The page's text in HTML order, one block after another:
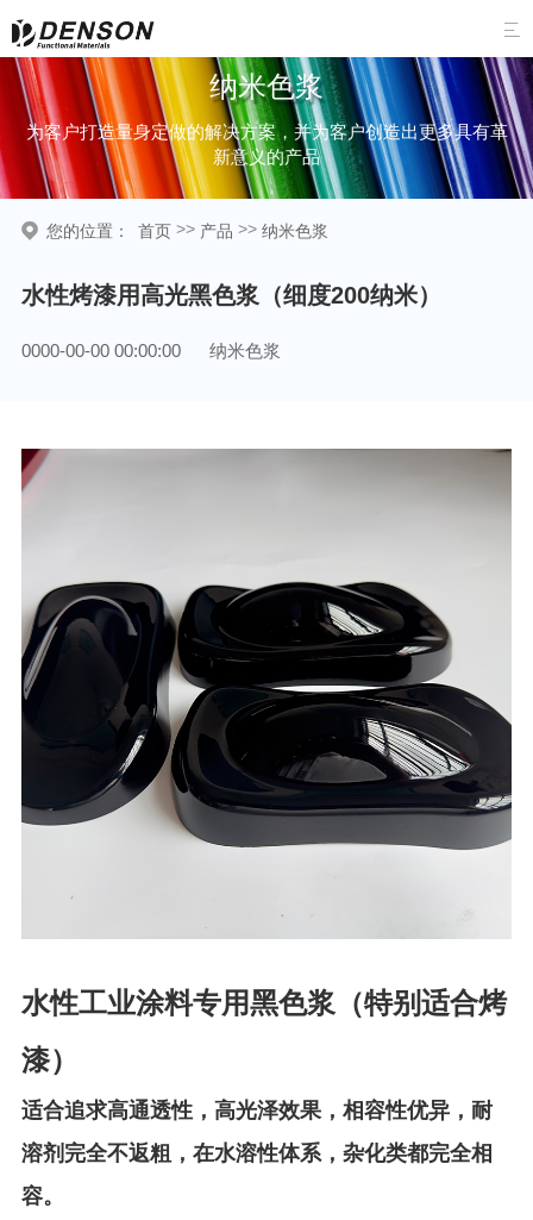

纳米色浆
为客户打造量身定做的解决方案，并为客户创造出更多具有革
新意义的产品
您的位置： 首页>> 产品 >> 纳米色浆
水性烤漆用高光黑色浆（细度200纳米）
0000-00-00 00:00:00 纳米色浆
水性工业涂料专用黑色浆（特别适合烤
漆）
适合追求高通透性，高光泽效果，相容性优异，耐
溶剂完全不返粗，在水溶性体系，杂化类都完全相
容。